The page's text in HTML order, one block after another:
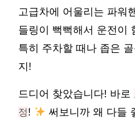
고급차에 어울리는 파워
들링이 뻑뻑해서 운전이
특히 주차할 때나 좁은
지!
드디어 찾았습니다! 바로
정! 써보니까 왜 다들